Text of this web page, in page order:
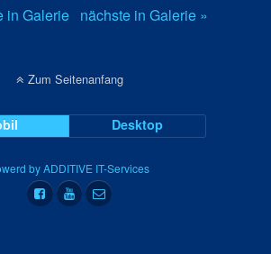
in Galerie nächste in Galerie »
Zum Seitenanfang
Desktop
by ADDITIVE IT-Services